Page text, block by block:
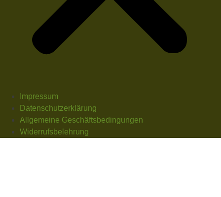
Impressum
Datenschutzerklärung
Allgemeine Geschäftsbedingungen
Widerrufsbelehrung